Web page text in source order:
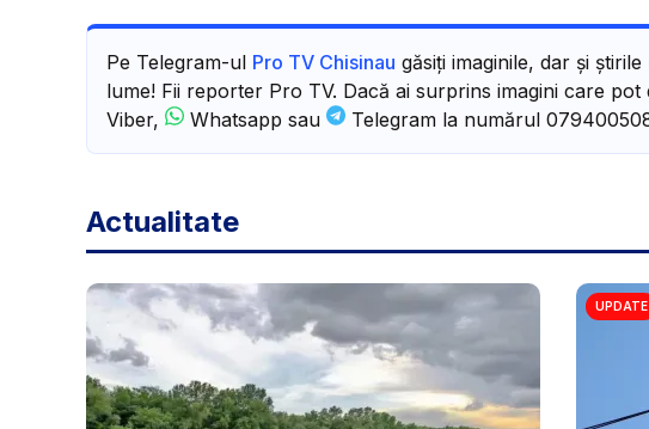
Pe Telegram-ul Pro TV Chisinau găsiți imaginile, dar și
lume! Fii reporter Pro TV. Dacă ai surprins imagini care
Viber,
Whatsapp sau Telegram la numărul
Actualitate
UPDATE